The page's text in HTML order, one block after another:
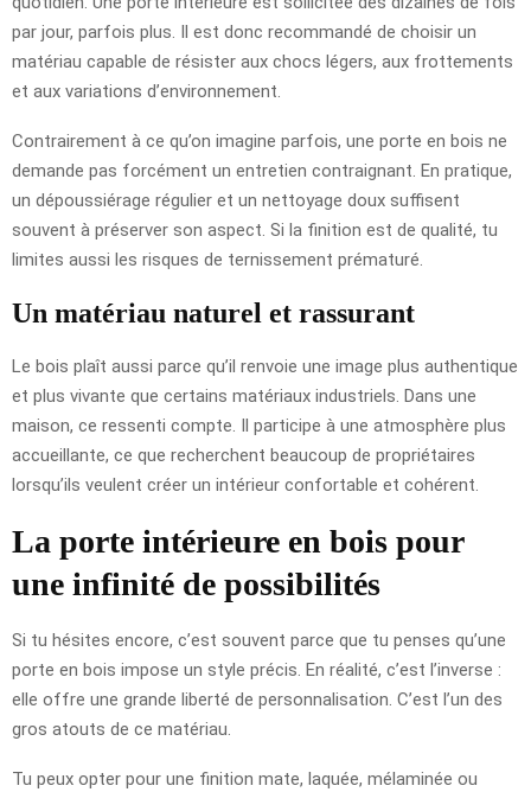
par jour, parfois plus. Il est donc recommandé de choisir un
matériau capable de résister aux chocs légers, aux frottements
et aux variations d’environnement.
Contrairement à ce qu’on imagine parfois, une porte en bois ne
demande pas forcément un entretien contraignant. En pratique,
un dépoussiérage régulier et un nettoyage doux suffisent
souvent à préserver son aspect. Si la finition est de qualité, tu
limites aussi les risques de ternissement prématuré.
Un matériau naturel et rassurant
Le bois plaît aussi parce qu’il renvoie une image plus authentique
et plus vivante que certains matériaux industriels. Dans une
maison, ce ressenti compte. Il participe à une atmosphère plus
accueillante, ce que recherchent beaucoup de propriétaires
lorsqu’ils veulent créer un intérieur confortable et cohérent.
La porte intérieure en bois pour
une infinité de possibilités
Si tu hésites encore, c’est souvent parce que tu penses qu’une
porte en bois impose un style précis. En réalité, c’est l’inverse :
elle offre une grande liberté de personnalisation. C’est l’un des
gros atouts de ce matériau.
Tu peux opter pour une finition mate, laquée, mélaminée ou